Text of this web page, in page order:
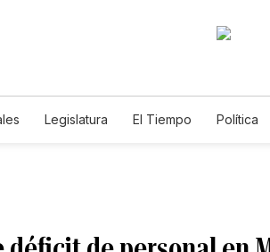
Legislatura El Tiempo Política